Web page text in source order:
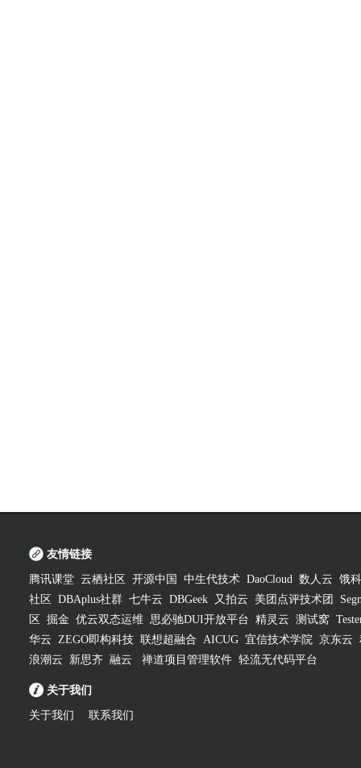
友情链接
腾讯课堂 云栖社区 开源中国 中生代技术 DaoCloud 数人云 饿
社区
DBAplus社群 七牛云 DBGeek 又拍云 美团点评技术团
区
掘金 优云双态运维 思必驰DUI开放平台 精灵云 测试窝
华云 ZEGO即构科技 联想超融合 AICUG 宜信技术学院 京东云
浪潮云
新思齐 融云 禅道项目管理软件 轻流无代码平台
关于我们
关于我们 联系我们